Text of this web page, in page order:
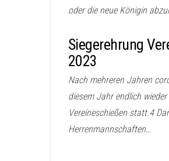
oder die neue Königin
Siegerehrung
2023
Nach mehreren Jahren
diesem Jahr endlich
Vereineschießen statt.4
Herrenmannschaften…